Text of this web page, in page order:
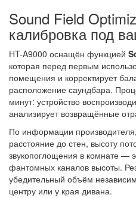
Sound Field
калибровка под
HT-A9000 оснащён функцией
которая перед первым
помещения и корректирует
расположение саундбара.
минут: устройство
анализирует возвращённые
По информации
расстояние до стен, высоту
звукопоглощения в комнате —
фантомных каналов высоты.
убедительный объём
центру или у края дивана.